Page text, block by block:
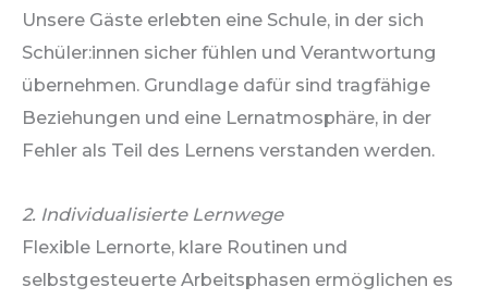
Unsere Gäste erlebten eine Schule, in der sich
Schüler:innen sicher fühlen und Verantwortung
übernehmen. Grundlage dafür sind tragfähige
Beziehungen und eine Lernatmosphäre, in der
Fehler als Teil des Lernens verstanden werden.
2. Individualisierte Lernwege
Flexible Lernorte, klare Routinen und
selbstgesteuerte Arbeitsphasen ermöglichen es